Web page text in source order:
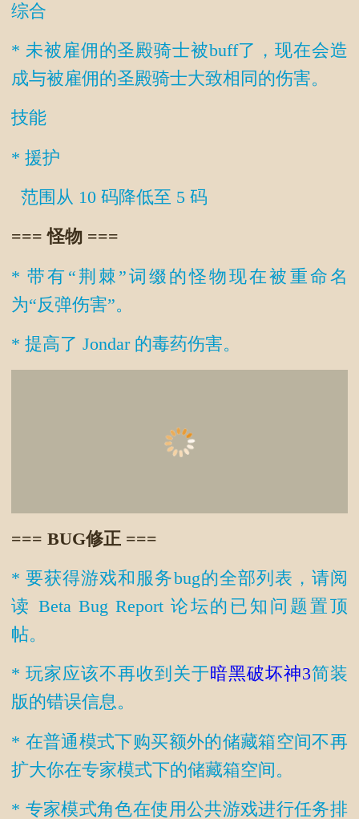
综合
* 未被雇佣的圣殿骑士被buff了，现在会造
成与被雇佣的圣殿骑士大致相同的伤害。
技能
* 援护
范围从 10 码降低至 5 码
=== 怪物 ===
* 带有“荆棘”词缀的怪物现在被重命名
为“反弹伤害”。
* 提高了 Jondar 的毒药伤害。
=== BUG修正 ===
* 要获得游戏和服务bug的全部列表，请阅
读 Beta Bug Report 论坛的已知问题置顶
帖。
* 玩家应该不再收到关于暗黑破坏神3简装
版的错误信息。
* 在普通模式下购买额外的储藏箱空间不再
扩大你在专家模式下的储藏箱空间。
* 专家模式角色在使用公共游戏进行任务排